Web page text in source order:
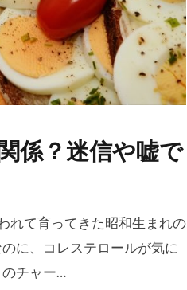
係？迷信や嘘で
れて育ってきた昭和生まれの
に、コレステロールが気に
のチャー…